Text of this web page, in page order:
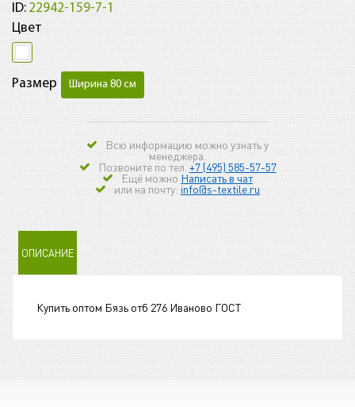
ID: 22942-159-7-1
Цвет
Размер Ширина 80 см
Всю информацию можно узнать у
менеджера.
Позвоните по тел. +7 (495) 585-57-57
Ещё можно Написать в чат
или на почту: info@s-textile.ru
ОПИСАНИЕ
Купить оптом Бязь отб 276 Иваново ГОСТ